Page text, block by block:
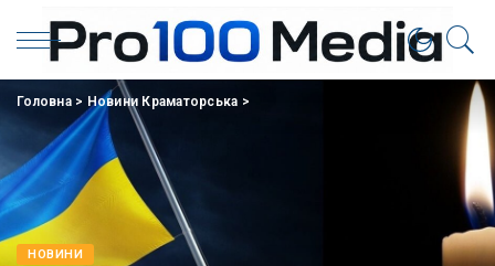
Головна> Новини Краматорська >
НОВИНИ